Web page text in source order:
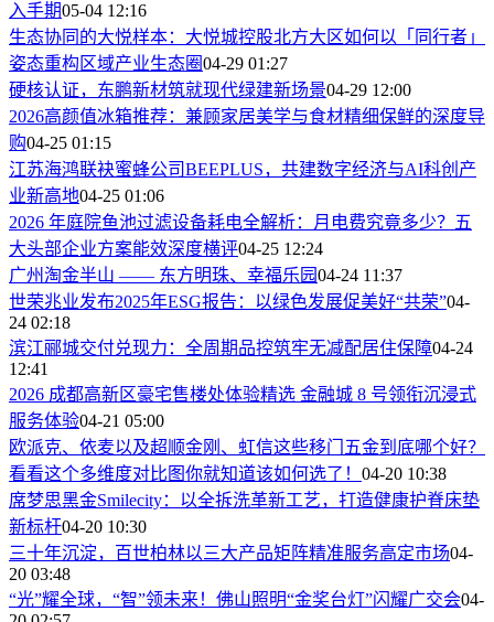
入手期05-04 12:16
生态协同的大悦样本：大悦城控股北方大区如何以「同行者」
姿态重构区域产业生态圈04-29 01:27
硬核认证，东鹏新材筑就现代绿建新场景04-29 12:00
2026高颜值冰箱推荐：兼顾家居美学与食材精细保鲜的深度导
购04-25 01:15
江苏海鸿联袂蜜蜂公司BEEPLUS，共建数字经济与AI科创产
业新高地04-25 01:06
2026 年庭院鱼池过滤设备耗电全解析：月电费究竟多少？五
大头部企业方案能效深度横评04-25 12:24
广州淘金半山 —— 东方明珠、幸福乐园04-24 11:37
世荣兆业发布2025年ESG报告：以绿色发展促美好“共荣”04-
24 02:18
滨江郦城交付兑现力：全周期品控筑牢无减配居住保障04-24
12:41
2026 成都高新区豪宅售楼处体验精选 金融城 8 号领衔沉浸式
服务体验04-21 05:00
欧派克、依麦以及超顺金刚、虹信这些移门五金到底哪个好？
看看这个多维度对比图你就知道该如何选了！ 04-20 10:38
席梦思黑金Smilecity：以全拆洗革新工艺，打造健康护脊床垫
新标杆04-20 10:30
三十年沉淀，百世柏林以三大产品矩阵精准服务高定市场04-
20 03:48
“光”耀全球，“智”领未来！佛山照明“金奖台灯”闪耀广交会04-